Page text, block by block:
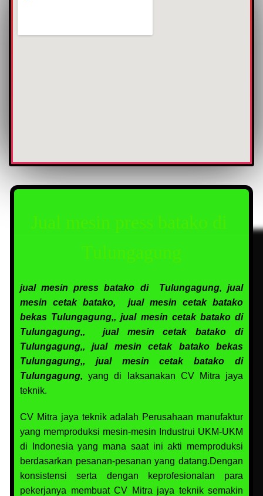
Jual mesin press batako di
Tulungagung
jual mesin press batako di Tulungagung, jual
mesin cetak batako, jual mesin cetak batako
bekas Tulungagung,,jual mesin cetak batako di
Tulungagung,, jual mesin cetak batako di
Tulungagung,,jual mesin cetak batako bekas
Tulungagung,, jual mesin cetak batako di
Tulungagung,yang di laksanakan CV Mitra jaya
teknik.
CV Mitra jaya teknik adalah Perusahaan manufaktur
yang memproduksi mesin-mesin Industrui UKM-UKM
di Indonesia yang mana saat ini akti memproduksi
berdasarkan pesanan-pesanan yang datang.Dengan
konsistensi serta dengan keprofesionalan para
pekerjanya membuat CV Mitra jaya teknik semakin